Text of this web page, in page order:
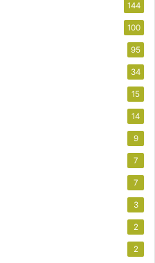
144
100
95
34
15
14
9
7
7
3
2
2